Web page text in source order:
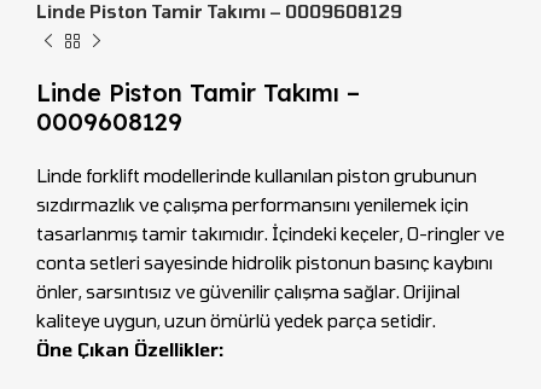
Linde Piston Tamir Takımı – 0009608129
Linde Piston Tamir Takımı –
0009608129
Linde forklift modellerinde kullanılan piston grubunun
sızdırmazlık ve çalışma performansını yenilemek için
tasarlanmış tamir takımıdır. İçindeki keçeler, O-ringler ve
conta setleri sayesinde hidrolik pistonun basınç kaybını
önler, sarsıntısız ve güvenilir çalışma sağlar. Orijinal
kaliteye uygun, uzun ömürlü yedek parça setidir.
Öne Çıkan Özellikler: